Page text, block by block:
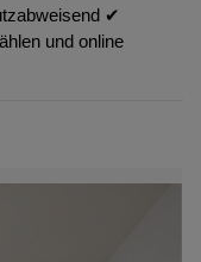
✔︎
und online